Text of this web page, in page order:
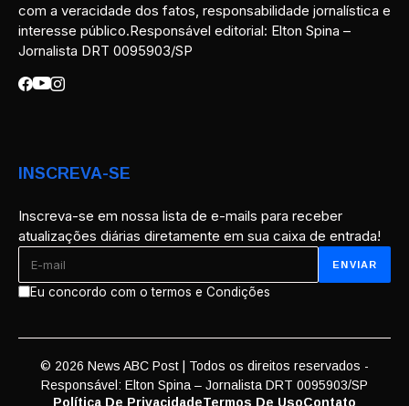
com a veracidade dos fatos, responsabilidade jornalística e
interesse público.Responsável editorial: Elton Spina –
Jornalista DRT 0095903/SP
INSCREVA-SE
Inscreva-se em nossa lista de e-mails para receber
atualizações diárias diretamente em sua caixa de entrada!
Eu concordo com o termos e Condições
© 2026 News ABC Post | Todos os direitos reservados -
Responsável: Elton Spina – Jornalista DRT 0095903/SP
Política De PrivacidadeTermos De UsoContato